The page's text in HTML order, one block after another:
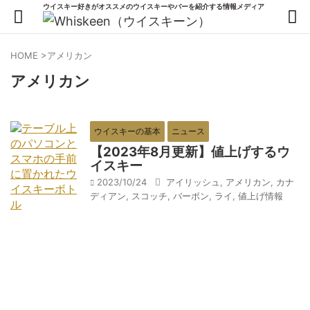
ウイスキー好きがオススメのウイスキーやバーを紹介する情報メディア
HOME >アメリカン
アメリカン
ウイスキーの基本 ニュース
【2023年8月更新】値上げするウ
イスキー
2023/10/24 アイリッシュ アメリカン
カナ
ディアン
スコッチ バーボン ライ 値上げ情報